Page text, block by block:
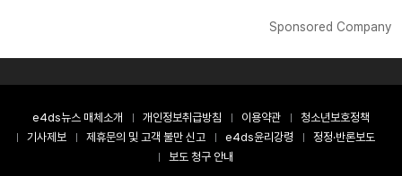
Sponsored Company
e4ds뉴스 매체소개 개인정보취급방침 이용약관
청소년보호정책
기사제보
제휴문의 및 고객 불만 신고 e4ds윤리강령
정정·반론보도
보도 청구 안내